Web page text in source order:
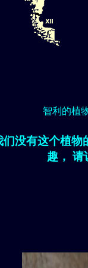
智利的植
们没有这个植物
趣， 请